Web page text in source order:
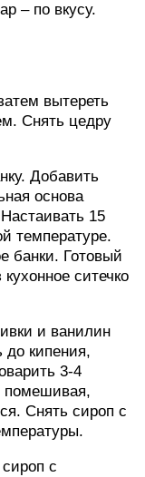
– по вкусу.
вытереть
Снять цедру
Добавить
основа
15
температуре.
банки. Готовый
ситечко
и ванилин
кипения,
3-4
помешивая,
Снять сироп с
с